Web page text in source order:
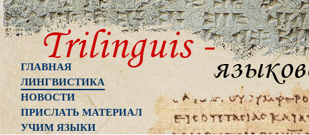
ГЛАВНАЯ
ЛИНГВИСТИКА
НОВОСТИ
ПРИСЛАТЬ МАТЕРИАЛ
УЧИМ ЯЗЫКИ